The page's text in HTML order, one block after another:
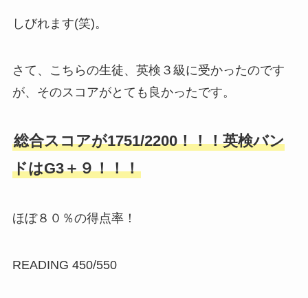
しびれます(笑)。
さて、こちらの生徒、英検３級に受かったのです
が、そのスコアがとても良かったです。
総合スコアが1751/2200！！！英検バン
ドはG3＋９！！！
ほぼ８０％の得点率！
READING 450/550